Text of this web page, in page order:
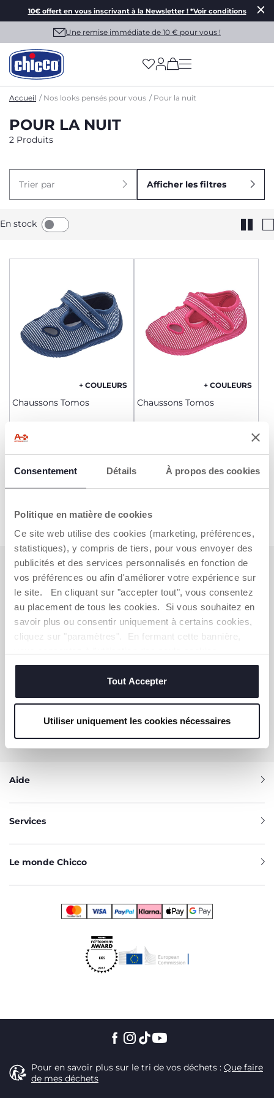
Consentement Détails À propos des cookies
Politique en matière de cookies
Ce site web utilise des cookies (marketing, préférences,
statistiques), y compris de tiers, pour vous envoyer des
publicités et des services personnalisés en fonction de
vos préférences ou afin d'améliorer votre expérience sur
le site. En cliquant sur "accepter tout", vous consentez
au placement de tous les cookies. Si vous souhaitez en
savoir plus ou consentir uniquement à certains cookies,
cliquez sur "paramètres". En fermant cette bannière,
techniques, qui sont essentiels au service demandé.
Tout Accepter
Utiliser uniquement les cookies nécessaires
10€ offert en vous inscrivant à la Newsletter ! *Voir conditions
Une remise immédiate de 10 € pour vous !
(has more options
Accueil Nos looks pensés pour vous Pour la nuit
POUR LA NUIT
2 Produits
Trier par Afficher les filtres
En stock
+ COULEURS
Chaussons Tomos
AJOUTER
+ COULEURS
Chaussons Tomos
AJOUTER
S'ABONNER À LA NEWSLETTER
Immédiatement pour vous un bon de 10 € à
dépenser en ligne.
OBTENIR LA RÉDUCTION
VOUS-AVEZ BESOIN DE NOUS
CONTACTER ?
0809 542 125
Aide
Services
Le monde Chicco
Pour en savoir plus sur le tri de vos déchets : Que faire
de mes déchets